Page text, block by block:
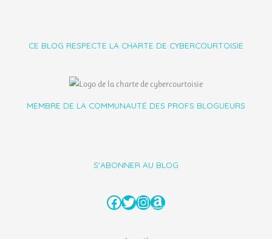
CE BLOG RESPECTE LA CHARTE DE CYBERCOURTOISIE
MEMBRE DE LA COMMUNAUTÉ DES PROFS BLOGUEURS
S'ABONNER AU BLOG
Facebook
Twitter
Instagram
Amazon